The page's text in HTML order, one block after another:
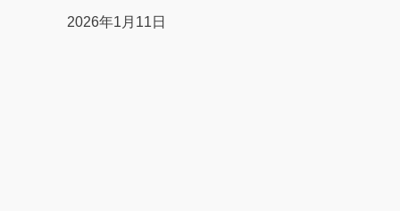
2026年1月11日